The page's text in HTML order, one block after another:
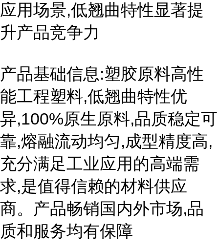
应用场景,低翘曲特性显著提
升产品竞争力
产品基础信息:塑胶原料高性
能工程塑料,低翘曲特性优
异,100%原生原料,品质稳定可
靠,熔融流动均匀,成型精度高,
充分满足工业应用的高端需
求,是值得信赖的材料供应
商。产品畅销国内外市场,品
质和服务均有保障